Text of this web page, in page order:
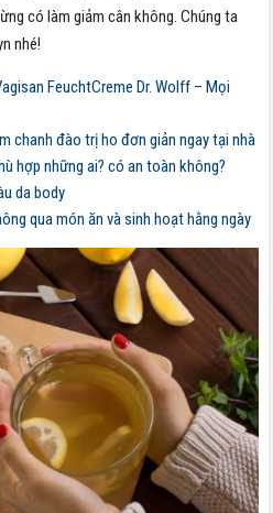
có làm giảm cân không. Chúng ta
nhé!
FeuchtCreme Dr. Wolff – Mọi
chanh đào trị ho đơn giản ngay tại nhà
hợp những ai? có an toàn không?
da body
qua món ăn và sinh hoạt hằng ngày